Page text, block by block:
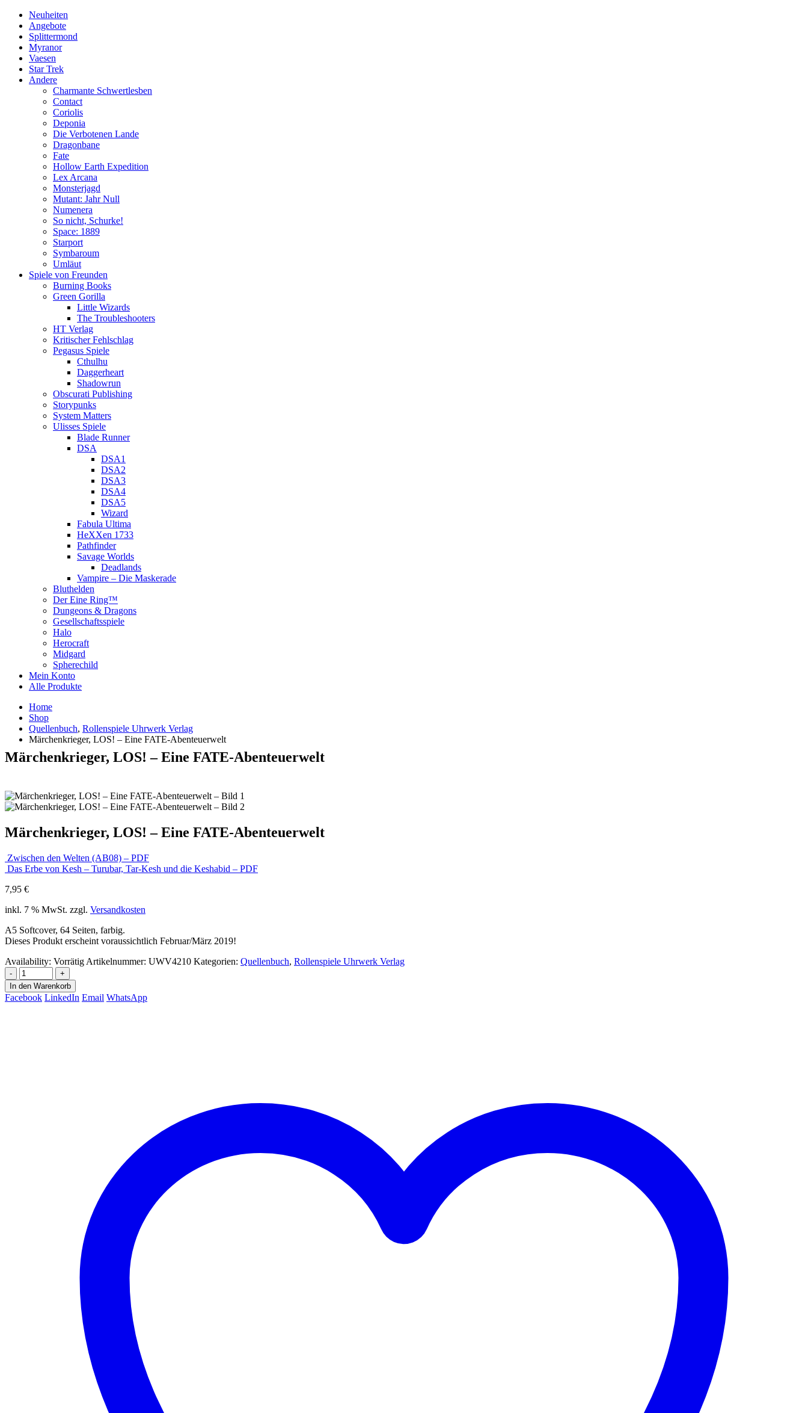
Neuheiten
Angebote
Splittermond
Myranor
Vaesen
Star Trek
Andere
Charmante Schwertlesben
Contact
Coriolis
Deponia
Die Verbotenen Lande
Dragonbane
Fate
Hollow Earth Expedition
Lex Arcana
Monsterjagd
Mutant: Jahr Null
Numenera
So nicht, Schurke!
Space: 1889
Starport
Symbaroum
Umläut
Spiele von Freunden
Burning Books
Green Gorilla
Little Wizards
The Troubleshooters
HT Verlag
Kritischer Fehlschlag
Pegasus Spiele
Cthulhu
Daggerheart
Shadowrun
Obscurati Publishing
Storypunks
System Matters
Ulisses Spiele
Blade Runner
DSA
DSA1
DSA2
DSA3
DSA4
DSA5
Wizard
Fabula Ultima
HeXXen 1733
Pathfinder
Savage Worlds
Deadlands
Vampire – Die Maskerade
Bluthelden
Der Eine Ring™
Dungeons & Dragons
Gesellschaftsspiele
Halo
Herocraft
Midgard
Spherechild
Mein Konto
Alle Produkte
Home
Shop
Quellenbuch, Rollenspiele Uhrwerk Verlag
Märchenkrieger, LOS! – Eine FATE-Abenteuerwelt
Märchenkrieger, LOS! – Eine FATE-Abenteuerwelt
Märchenkrieger, LOS! – Eine FATE-Abenteuerwelt
Zwischen den Welten (AB08) – PDF
Das Erbe von Kesh – Turubar, Tar-Kesh und die Keshabid – PDF
7,95 €
inkl. 7 % MwSt. zzgl. Versandkosten
A5 Softcover, 64 Seiten, farbig.
Dieses Produkt erscheint voraussichtlich Februar/März 2019!
Availability: Vorrätig Artikelnummer: UWV4210 Kategorien: Quellenbuch, Rollenspiele Uhrwerk Verlag
-
+
In den Warenkorb
Facebook LinkedIn Email WhatsApp